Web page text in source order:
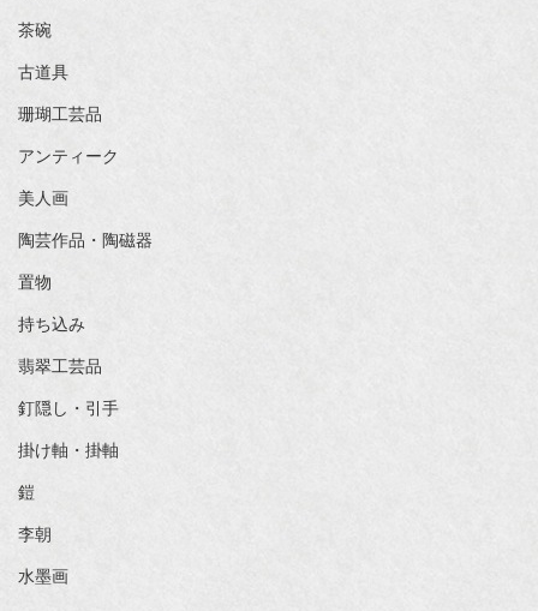
茶碗
古道具
珊瑚工芸品
アンティーク
美人画
陶芸作品・陶磁器
置物
持ち込み
翡翠工芸品
釘隠し・引手
掛け軸・掛軸
鎧
李朝
水墨画